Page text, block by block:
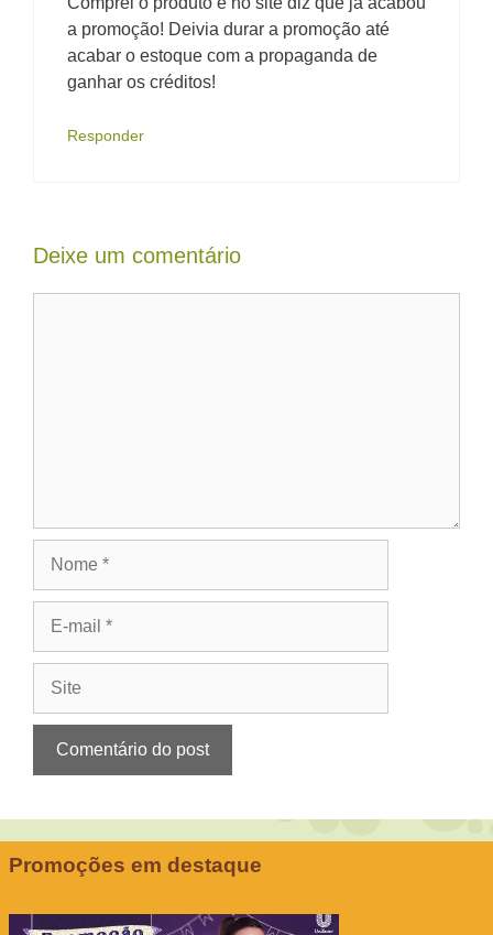
a promoção! Deivia durar a promoção até
acabar o estoque com a propaganda de
ganhar os créditos!
Responder
Deixe um comentário
Promoções em destaque